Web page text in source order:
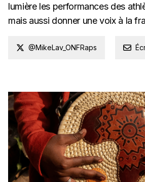
lumière les performances des
mais aussi donner une voix à la
@MikeLav_ONFRaps